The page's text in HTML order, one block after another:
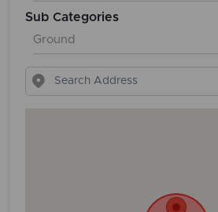
Sub Categories